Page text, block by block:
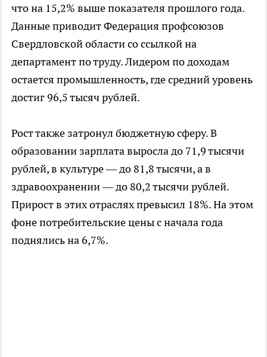
что на 15,2% выше показателя прошлого года.
Данные приводит Федерация профсоюзов
Свердловской области со ссылкой на
департамент по труду. Лидером по доходам
остается промышленность, где средний уровень
достиг 96,5 тысяч рублей.
Рост также затронул бюджетную сферу. В
образовании зарплата выросла до 71,9 тысячи
рублей, в культуре — до 81,8 тысячи, а в
здравоохранении — до 80,2 тысячи рублей.
Прирост в этих отраслях превысил 18%. На этом
фоне потребительские цены с начала года
поднялись на 6,7%.